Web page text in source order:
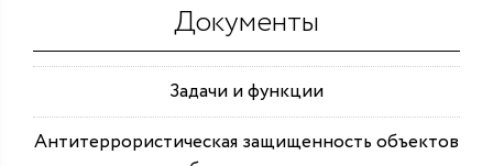
Документы
Задачи и функции
Антитеррористическая защищенность объектов